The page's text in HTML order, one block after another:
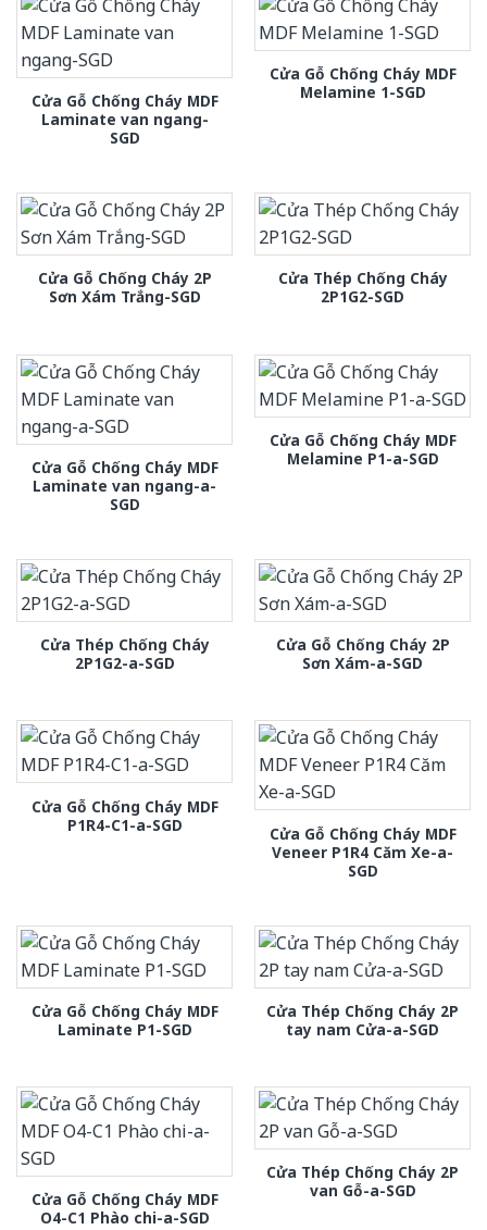
Cửa Gỗ Chống Cháy MDF
Laminate van ngang-
SGD
Cửa Gỗ Chống Cháy MDF
Melamine 1-SGD
Cửa Gỗ Chống Cháy 2P
Sơn Xám Trắng-SGD
Cửa Thép Chống Cháy
2P1G2-SGD
Cửa Gỗ Chống Cháy MDF
Laminate van ngang-a-
SGD
Cửa Gỗ Chống Cháy MDF
Melamine P1-a-SGD
Cửa Thép Chống Cháy
2P1G2-a-SGD
Cửa Gỗ Chống Cháy 2P
Sơn Xám-a-SGD
Cửa Gỗ Chống Cháy MDF
P1R4-C1-a-SGD
Cửa Gỗ Chống Cháy MDF
Veneer P1R4 Căm Xe-a-
SGD
Cửa Gỗ Chống Cháy MDF
Laminate P1-SGD
Cửa Thép Chống Cháy 2P
tay nam Cửa-a-SGD
Cửa Gỗ Chống Cháy MDF
O4-C1 Phào chi-a-SGD
Cửa Thép Chống Cháy 2P
van Gỗ-a-SGD